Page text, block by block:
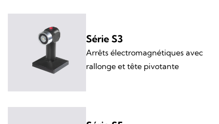
Série S3
Arrêts électromagnétiques avec
rallonge et tête pivotante